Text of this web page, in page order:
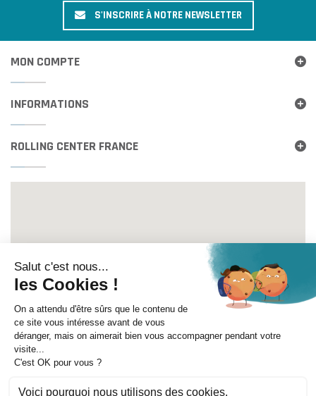
S'INSCRIRE À NOTRE NEWSLETTER
MON COMPTE
INFORMATIONS
ROLLING CENTER FRANCE